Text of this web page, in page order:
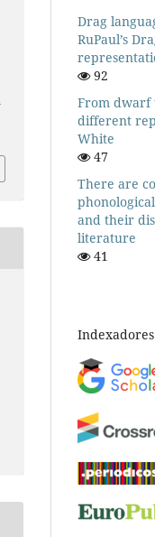
Drag
RuPaul’s
92
From dwarf
different
White
47
There are
and their
literature
41